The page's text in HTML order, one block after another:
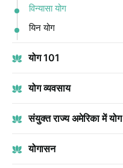
विन्यासा योग
यिन योग
योग 101
योग व्यवसाय
संयुक्त राज्य अमेरिका में योग
योगासन